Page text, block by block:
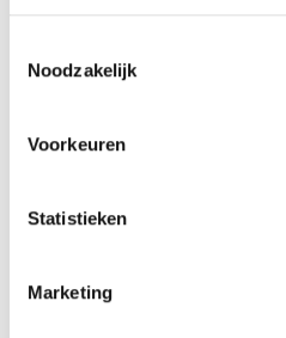
Noodzakelijk
Voorkeuren
Statistieken
Marketing
€17,00